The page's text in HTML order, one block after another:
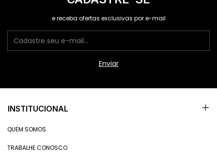
e receba ofertas exclusivas por e-mail
INSTITUCIONAL
QUEM SOMOS
TRABALHE CONOSCO